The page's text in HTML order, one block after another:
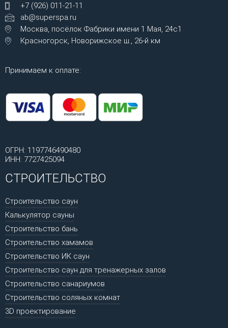
+7 (926) 011-21-11
ab@superspa.ru
Москва, посёлок Фабрики имени 1 Мая, 24с1
Красногорск, Новорижское ш., 26-й км
Принимаем к оплате:
ОГРН: 1197746490480
ИНН: 7727425094
СТРОИТЕЛЬСТВО
Строительство саун
Калькулятор сауны
Строительство бань
Строительство хамамов
Строительство ИК саун
Строительство саун для тренажерных залов
Строительство санариумов
Строительство соляных комнат
3D проектирование